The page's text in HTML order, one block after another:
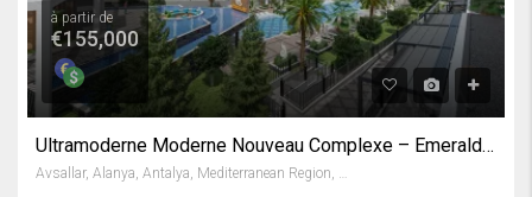
à partir de
€155,000
Ultramoderne Moderne Nouveau Complexe – Emerald Grand Deluxe